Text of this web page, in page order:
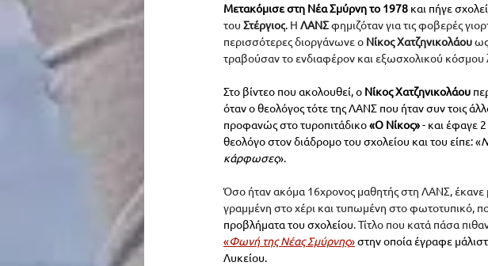
Μετακόμισε στη Νέα Σμύρνη το 1978 και πήγε
του Στέργιος. Η ΛΑΝΣ φημιζόταν για τις φοβερές
περισσότερες διοργάνωνε ο Νίκος Χατζηνικολάου
τραβούσαν το ενδιαφέρον και εξωσχολικού κόσμου
Στο βίντεο που ακολουθεί, ο Νίκος Χατζηνικολάου
όταν ο θεολόγος τότε της ΛΑΝΣ που ήταν συν τοις
προφανώς στο τυροπιτάδικο«Ο Νίκος»- και έφαγε
θεολόγο στον διάδρομο του σχολείου και του είπε: «
κάρφωσες».
Όσο ήταν ακόμα 16χρονος μαθητής στη ΛΑΝΣ, έκανε
γραμμένη στο χέρι και τυπωμένη στο φωτοτυπικό,
προβλήματα του σχολείου. Τίτλο που κατά πάσα
«Φωνή της Νέας Σμύρνης» στην οποία έγραφε
Λυκείου.